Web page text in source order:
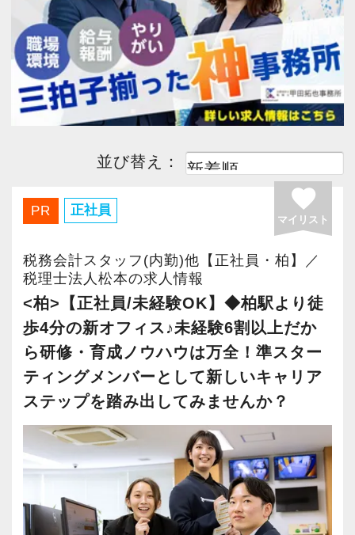
岡山県 (2) 広島県(5)
山口県(2) 徳島県(4)
香川県(2) 愛媛県(2)
宮崎県(2) 鹿児島県
沖縄県(2)
並び替え：
PR 正社員 favorite
マイリスト
税務会計スタッフ(内勤)他【正社員・柏】／
税理士法人松本の求人情報
<柏>【正社員/未経験OK】◆柏駅より徒
歩4分の新オフィス♪未経験6割以上だか
ら研修・育成ノウハウは万全！準スター
ティングメンバーとして新しいキャリア
ステップを踏み出してみませんか？